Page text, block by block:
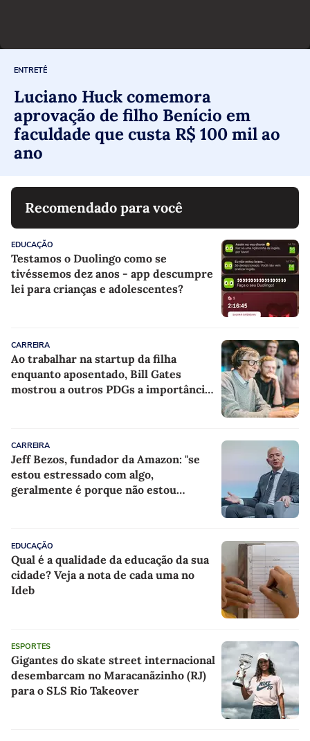
ENTRETÊ
Luciano Huck comemora
aprovação de filho Benício em
faculdade que custa R$ 100 mil ao
ano
Recomendado para você
EDUCAÇÃO
Testamos o Duolingo como se
tivéssemos dez anos - app descumpre
lei para crianças e adolescentes?
CARREIRA
Ao trabalhar na startup da filha
enquanto aposentado, Bill Gates
mostrou a outros PDGs a importância
CARREIRA
Jeff Bezos, fundador da Amazon: "se
estou estressado com algo,
geralmente é porque não estou
EDUCAÇÃO
Qual é a qualidade da educação da sua
cidade? Veja a nota de cada uma no
Ideb
ESPORTES
Gigantes do skate street internacional
desembarcam no Maracanãzinho (RJ)
para o SLS Rio Takeover